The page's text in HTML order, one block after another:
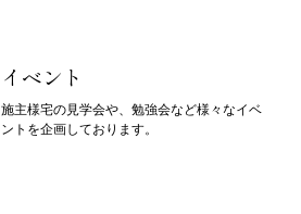
イベント
施主様宅の見学会や、勉強会など様々なイベ
ントを企画しております。